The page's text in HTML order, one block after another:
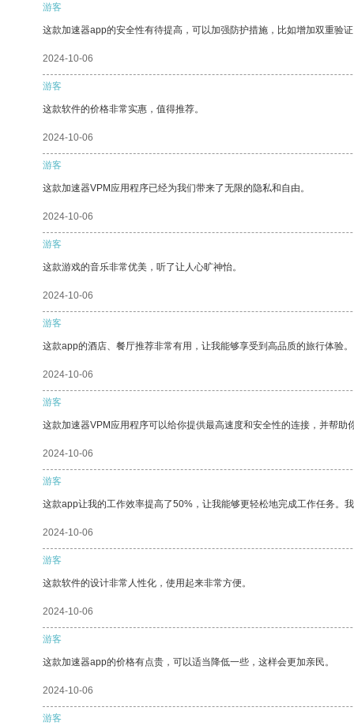
游客
这款加速器app的安全性有待提高，可以加强防护措施，比如增加双重验
2024-10-06
游客
这款软件的价格非常实惠，值得推荐。
2024-10-06
游客
这款加速器VPM应用程序已经为我们带来了无限的隐私和自由。
2024-10-06
游客
这款游戏的音乐非常优美，听了让人心旷神怡。
2024-10-06
游客
这款app的酒店、餐厅推荐非常有用，让我能够享受到高品质的旅行体验。
2024-10-06
游客
这款加速器VPM应用程序可以给你提供最高速度和安全性的连接，并帮助
2024-10-06
游客
这款app让我的工作效率提高了50%，让我能够更轻松地完成工作任务。
2024-10-06
游客
这款软件的设计非常人性化，使用起来非常方便。
2024-10-06
游客
这款加速器app的价格有点贵，可以适当降低一些，这样会更加亲民。
2024-10-06
游客